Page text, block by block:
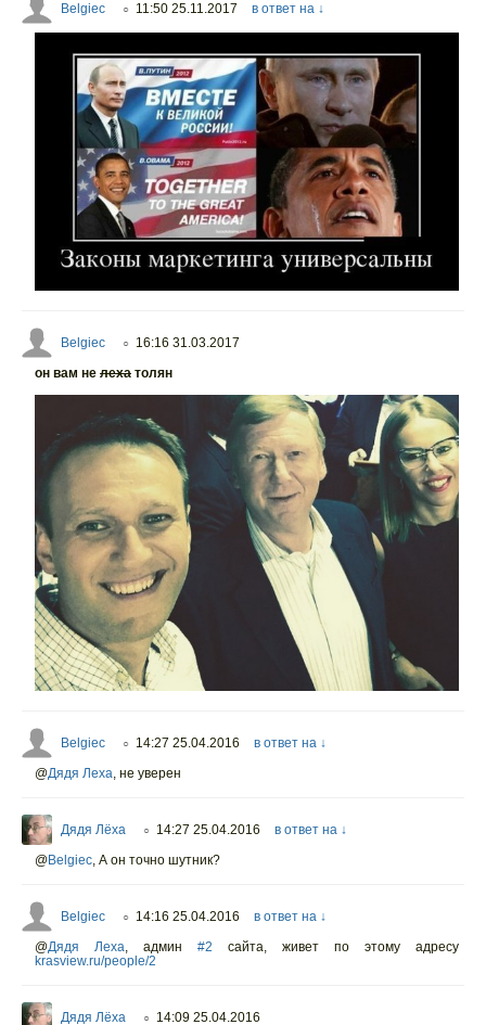
Belgiec ○ 11:50 25.11.2017 в ответ на ↓
Belgiec ○ 16:16 31.03.2017
он вам не леха толян
Belgiec ○ 14:27 25.04.2016
в ответ на ↓
@Дядя Леха, не уверен
Дядя Лёха ○ 14:27 25.04.2016
в ответ на ↓
@Belgiec, А он точно шутник?
Belgiec ○ 14:16 25.04.2016
в ответ на ↓
@Дядя Леха, админ #2 сайта, живет по этому адресу
krasview.ru/people/2
Дядя Лёха ○ 14:09 25.04.2016